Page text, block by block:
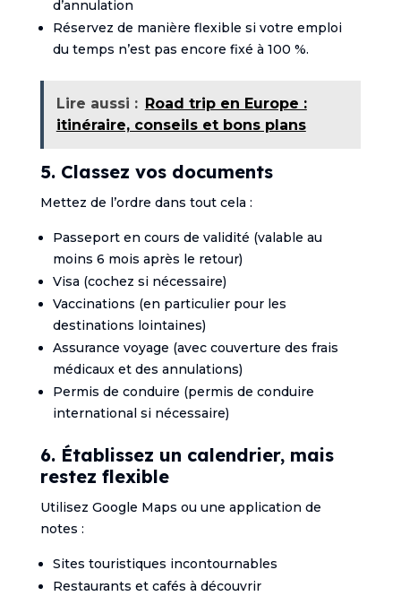
d’annulation
Réservez de manière flexible si votre emploi
du temps n’est pas encore fixé à 100 %.
Lire aussi : Road trip en Europe :
itinéraire, conseils et bons plans
5. Classez vos documents
Mettez de l’ordre dans tout cela :
Passeport en cours de validité (valable au
moins 6 mois après le retour)
Visa (cochez si nécessaire)
Vaccinations (en particulier pour les
destinations lointaines)
Assurance voyage (avec couverture des frais
médicaux et des annulations)
Permis de conduire (permis de conduire
international si nécessaire)
6. Établissez un calendrier, mais
restez flexible
Utilisez Google Maps ou une application de
notes :
Sites touristiques incontournables
Restaurants et cafés à découvrir